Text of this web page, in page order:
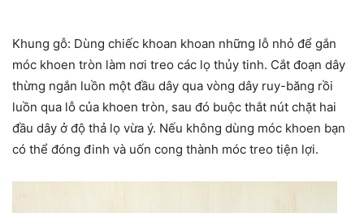
Khung gỗ: Dùng chiếc khoan khoan những lỗ nhỏ để gắn
móc khoen tròn làm nơi treo các lọ thủy tinh. Cắt đoạn dây
thừng ngắn luồn một đầu dây qua vòng dây ruy-băng rồi
luồn qua lỗ của khoen tròn, sau đó buộc thắt nút chặt hai
đầu dây ở độ thả lọ vừa ý. Nếu không dùng móc khoen bạn
có thể đóng đinh và uốn cong thành móc treo tiện lợi.